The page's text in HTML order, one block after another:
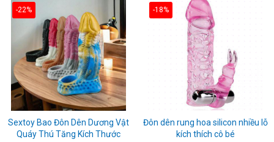
-22%
Sextoy Bao Đôn Dên Dương Vật
Quáy Thú Tăng Kích Thước
-18%
Đôn dên rung hoa silicon nhiều lỗ
kích thích cô bé